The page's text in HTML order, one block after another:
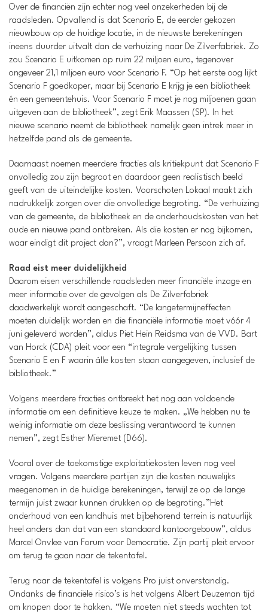
Over de financiën zijn echter nog veel onzekerheden bij de
raadsleden. Opvallend is dat Scenario E, de eerder gekozen
nieuwbouw op de huidige locatie, in de nieuwste berekeningen
ineens duurder uitvalt dan de verhuizing naar De Zilverfabriek. Zo
zou Scenario E uitkomen op ruim 22 miljoen euro, tegenover
ongeveer 21,1 miljoen euro voor Scenario F. “Op het eerste oog lijkt
Scenario F goedkoper, maar bij Scenario E krijg je een bibliotheek
én een gemeentehuis. Voor Scenario F moet je nog miljoenen gaan
uitgeven aan de bibliotheek”, zegt Erik Maassen (SP). In het
nieuwe scenario neemt de bibliotheek namelijk geen intrek meer in
hetzelfde pand als de gemeente.
Daarnaast noemen meerdere fracties als kritiekpunt dat Scenario F
onvolledig zou zijn begroot en daardoor geen realistisch beeld
geeft van de uiteindelijke kosten. Voorschoten Lokaal maakt zich
nadrukkelijk zorgen over die onvolledige begroting. “De verhuizing
van de gemeente, de bibliotheek en de onderhoudskosten van het
oude en nieuwe pand ontbreken. Als die kosten er nog bijkomen,
waar eindigt dit project dan?”, vraagt Marleen Persoon zich af.
Raad eist meer duidelijkheid
Daarom eisen verschillende raadsleden meer financiële inzage en
meer informatie over de gevolgen als De Zilverfabriek
daadwerkelijk wordt aangeschaft. “De langetermijneffecten
moeten duidelijk worden en die financiële informatie moet vóór 4
juni geleverd worden”, aldus Piet Hein Reidsma van de VVD. Bart
van Horck (CDA) pleit voor een “integrale vergelijking tussen
Scenario E en F waarin álle kosten staan aangegeven, inclusief de
bibliotheek.”
Volgens meerdere fracties ontbreekt het nog aan voldoende
informatie om een definitieve keuze te maken. „We hebben nu te
weinig informatie om deze beslissing verantwoord te kunnen
nemen”, zegt Esther Mieremet (D66).
Vooral over de toekomstige exploitatiekosten leven nog veel
vragen. Volgens meerdere partijen zijn die kosten nauwelijks
meegenomen in de huidige berekeningen, terwijl ze op de lange
termijn juist zwaar kunnen drukken op de begroting.”Het
onderhoud van een landhuis met bijbehorend terrein is natuurlijk
heel anders dan dat van een standaard kantoorgebouw”, aldus
Marcel Onvlee van Forum voor Democratie. Zijn partij pleit ervoor
om terug te gaan naar de tekentafel.
Terug naar de tekentafel is volgens Pro juist onverstandig.
Ondanks de financiële risico’s is het volgens Albert Deuzeman tijd
om knopen door te hakken. “We moeten niet steeds wachten tot